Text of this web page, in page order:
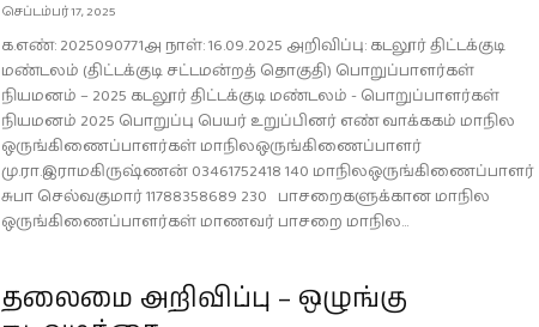
செப்டம்பர் 17, 2025
க.எண்: 2025090771அ நாள்: 16.09.2025 அறிவிப்பு: கடலூர் திட்டக்குடி
மண்டலம் (திட்டக்குடி சட்டமன்றத் தொகுதி) பொறுப்பாளர்கள்
நியமனம் – 2025 கடலூர் திட்டக்குடி மண்டலம் - பொறுப்பாளர்கள்
நியமனம் 2025 பொறுப்பு பெயர் உறுப்பினர் எண் வாக்ககம் மாநில
ஒருங்கிணைப்பாளர்கள் மாநிலஒருங்கிணைப்பாளர்
மு.ரா.இராமகிருஷ்ணன் 03461752418 140 மாநிலஒருங்கிணைப்பாளர்
சுபா செல்வகுமார் 11788358689 230 பாசறைகளுக்கான மாநில
ஒருங்கிணைப்பாளர்கள் மாணவர் பாசறை மாநில...
தலைமை அறிவிப்பு – ஒழுங்கு